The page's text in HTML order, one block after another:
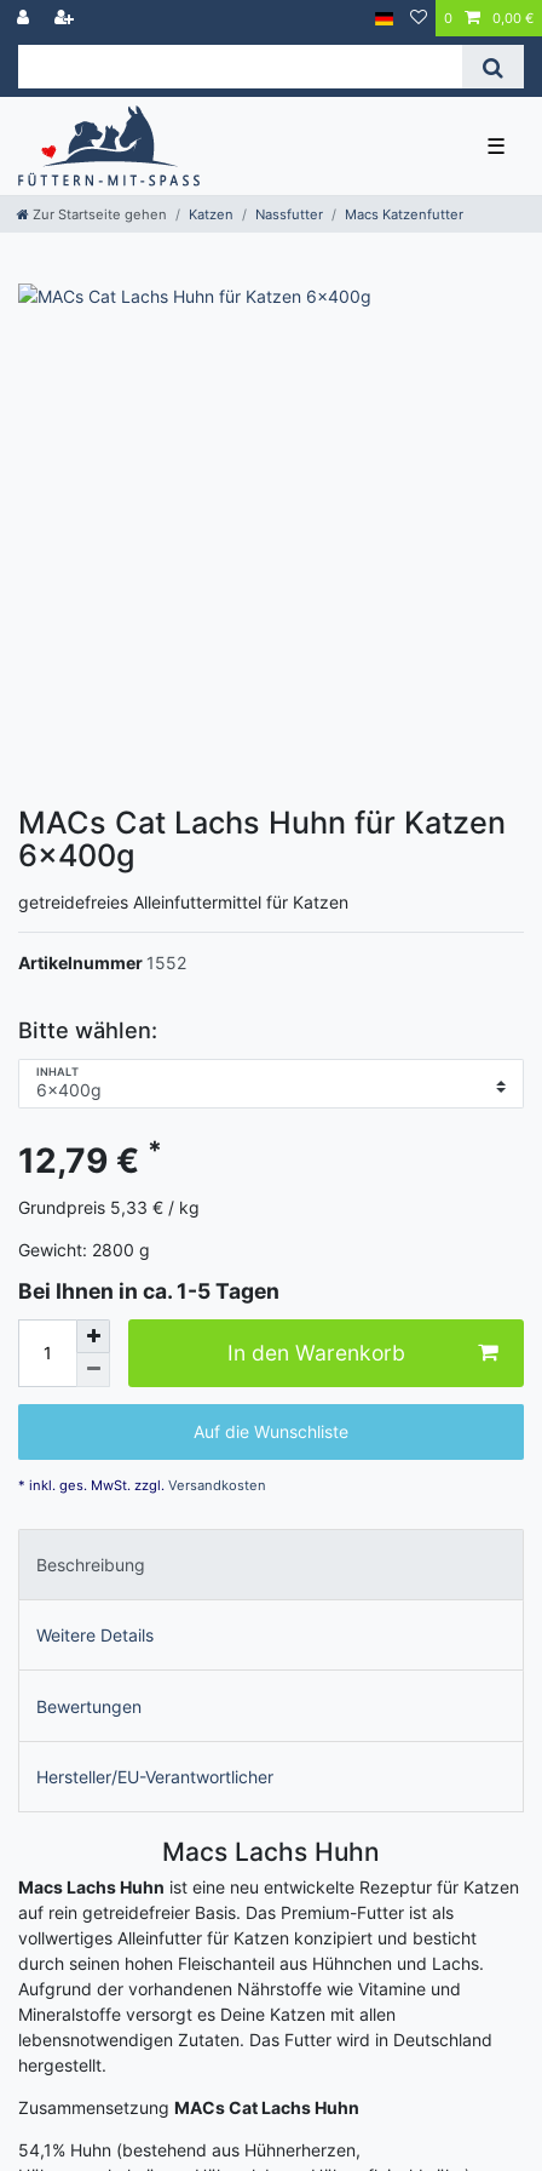
0 0,00 €
☰
Zur Startseite gehen Katzen Nassfutter Macs Katzenfutter
MACs Cat Lachs Huhn für Katzen
6x400g
getreidefreies Alleinfuttermittel für Katzen
Artikelnummer 1552
Bitte wählen:
INHALT
12,79 € *
Grundpreis 5,33 € / kg
Gewicht: 2800 g
Bei Ihnen in ca. 1-5 Tagen
In den Warenkorb
Auf die Wunschliste
* inkl. ges. MwSt. zzgl. Versandkosten
Beschreibung
Weitere Details
Bewertungen
Hersteller/EU-Verantwortlicher
Macs Lachs Huhn
Macs Lachs Huhn ist eine neu entwickelte Rezeptur für Katzen
auf rein getreidefreier Basis. Das Premium-Futter ist als
vollwertiges Alleinfutter für Katzen konzipiert und besticht
durch seinen hohen Fleischanteil aus Hühnchen und Lachs.
Aufgrund der vorhandenen Nährstoffe wie Vitamine und
Mineralstoffe versorgt es Deine Katzen mit allen
lebensnotwendigen Zutaten. Das Futter wird in Deutschland
hergestellt.
Zusammensetzung MACs Cat Lachs Huhn
54,1% Huhn (bestehend aus Hühnerherzen,